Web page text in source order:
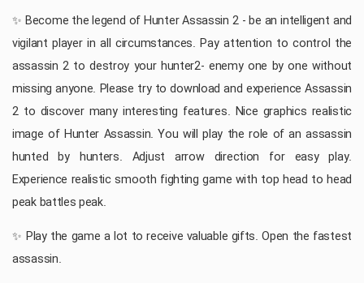
✨ Become the legend of Hunter Assassin 2 - be an intelligent and
vigilant player in all circumstances. Pay attention to control the
assassin 2 to destroy your hunter2- enemy one by one without
missing anyone. Please try to download and experience Assassin
2 to discover many interesting features. Nice graphics realistic
image of Hunter Assassin. You will play the role of an assassin
hunted by hunters. Adjust arrow direction for easy play.
Experience realistic smooth fighting game with top head to head
peak battles peak.
✨ Play the game a lot to receive valuable gifts. Open the fastest
assassin.